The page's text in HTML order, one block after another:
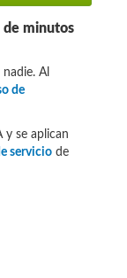
de minutos
Al
de
y se aplican
servicio de